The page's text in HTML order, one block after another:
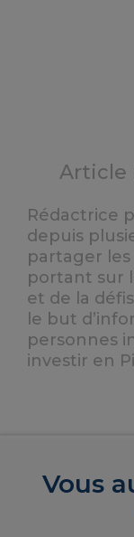
Article
Rédactrice
depuis
partager
portant sur
et de la
le but
personnes
investir en
Vous